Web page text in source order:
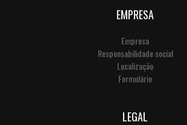
EMPRESA
Empresa
Responsabilidade social
Localização
Formulário
LEGAL